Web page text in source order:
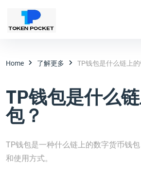
Home 了解更多 TP钱包是什么链上的
TP钱包是什么
包？
TP钱包是一种什么链上的数字货币钱
和使用方式。